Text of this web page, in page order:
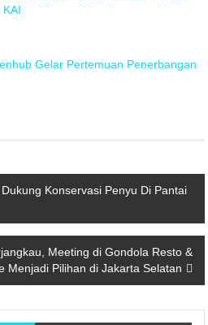
Gelar Pertemuan Penerbangan
Konservasi Penyu Di Pantai
Meeting di Gondola Resto &
Menjadi Pilihan di Jakarta Selatan